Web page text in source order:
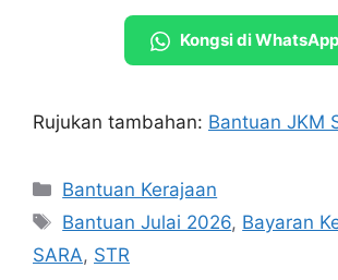
Kongsi di WhatsApp
Rujukan tambahan: Bantuan JKM
Categories
Bantuan Kerajaan
Tags
Bantuan Julai 2026, Bayaran
SARA, STR